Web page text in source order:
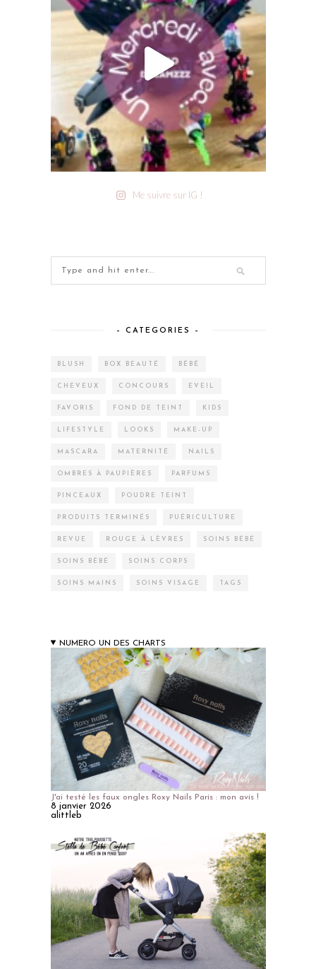
Me suivre sur IG !
– CATEGORIES –
BLUSH BOX BEAUTÉ BÉBÉ
CHEVEUX CONCOURS EVEIL
FAVORIS FOND DE TEINT KIDS
LIFESTYLE LOOKS MAKE-UP
MASCARA MATERNITÉ NAILS
OMBRES À PAUPIÈRES PARFUMS
PINCEAUX POUDRE TEINT
PRODUITS TERMINÉS PUÉRICULTURE
REVUE ROUGE À LÈVRES SOINS BÉBÉ
SOINS BÉBÉ SOINS CORPS
SOINS MAINS SOINS VISAGE TAGS
NUMERO UN DES CHARTS
J'ai testé les faux ongles Roxy Nails Paris : mon avis !
8 janvier 2026
alittleb